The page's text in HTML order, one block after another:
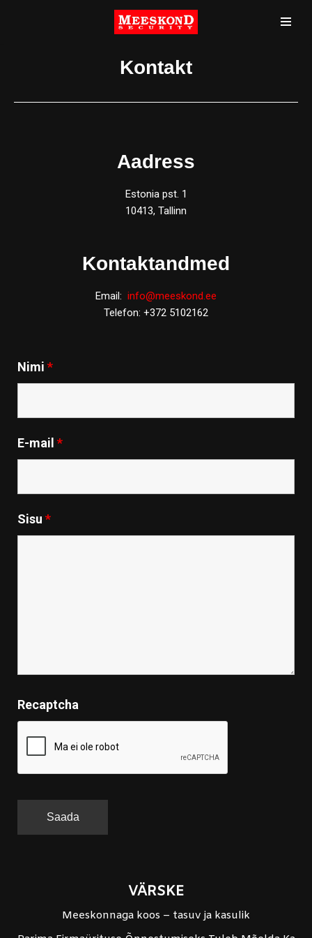
Kontakt
Aadress
Estonia pst. 1
10413, Tallinn
Kontaktandmed
Email: info@meeskond.ee
Telefon: +372 5102162
Nimi *
E-mail *
Sisu *
Recaptcha
VÄRSKE
Meeskonnaga koos – tasuv ja kasulik